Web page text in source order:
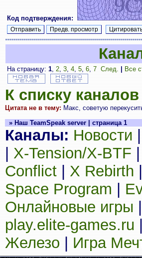
Код подтверждения:
На страницу: 1, 2, 3, 4, 5, 6, 7 След. Все
К списку каналов
Цитата не в тему: Макс, советую
» Наш TeamSpeak server | страница 1
Каналы: Новости
X-Tension/X-BTF
Conflict
X Rebirth
Space Program
Онлайновые игры
play.elite-games.ru
Железо
Игра